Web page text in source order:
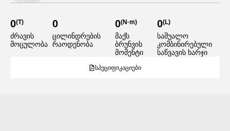
0(T)
ძრავის
მოცულობა
0
ცილინდრების
რაოდენობა
0(N·m)
მაქს
ბრუნვის
მომენტი
0(L)
საშუალო
კომბინირებული
საწვავის ხარჯი
სპეციფიკაციები